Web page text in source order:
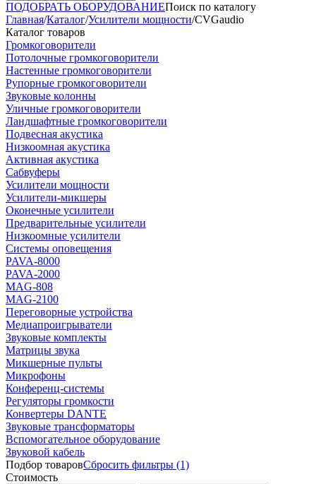
ПОДОБРАТЬ ОБОРУДОВАНИЕПоиск по каталогу
Главная/Каталог/Усилители мощности/CVGaudio
Каталог товаров
Громкоговорители
Потолочные громкоговорители
Настенные громкоговорители
Рупорные громкоговорители
Звуковые колонны
Уличные громкоговорители
Ландшафтные громкоговорители
Подвесная акустика
Низкоомная акустика
Активная акустика
Сабвуферы
Усилители мощности
Усилители-микшеры
Оконечные усилители
Предварительные усилители
Низкоомные усилители
Системы оповещения
PAVA-8000
PAVA-2000
MAG-808
MAG-2100
Переговорные устройства
Медиапроигрыватели
Звуковые комплекты
Матрицы звука
Микшерные пульты
Микрофоны
Конференц-системы
Регуляторы громкости
Конвертеры DANTE
Звуковые трансформаторы
Вспомогательное оборудование
Звуковой кабель
Подбор товаровСбросить фильтры (1)
Стоимость